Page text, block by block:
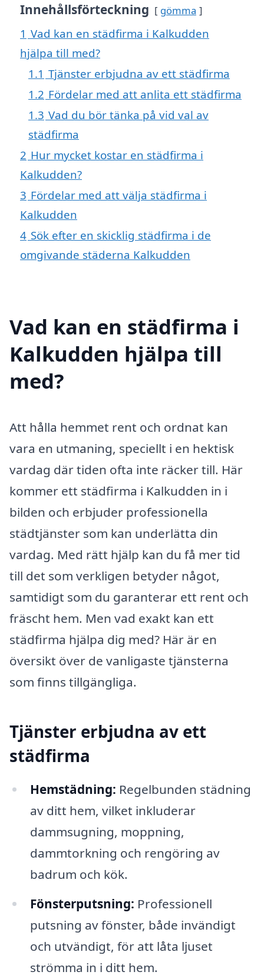
Innehållsförteckning gömma
1 Vad kan en städfirma i Kalkudden
hjälpa till med?
1.1 Tjänster erbjudna av ett städfirma
1.2 Fördelar med att anlita ett städfirma
1.3 Vad du bör tänka på vid val av
städfirma
2 Hur mycket kostar en städfirma i
Kalkudden?
3 Fördelar med att välja städfirma i
Kalkudden
4 Sök efter en skicklig städfirma i de
omgivande städerna Kalkudden
Vad kan en städfirma i
Kalkudden hjälpa till
med?
Att hålla hemmet rent och ordnat kan
vara en utmaning, speciellt i en hektisk
vardag där tiden ofta inte räcker till. Här
kommer ett städfirma i Kalkudden in i
bilden och erbjuder professionella
städtjänster som kan underlätta din
vardag. Med rätt hjälp kan du få mer tid
till det som verkligen betyder något,
samtidigt som du garanterar ett rent och
fräscht hem. Men vad exakt kan ett
städfirma hjälpa dig med? Här är en
översikt över de vanligaste tjänsterna
som finns tillgängliga.
Tjänster erbjudna av ett
städfirma
Hemstädning: Regelbunden städning
av ditt hem, vilket inkluderar
dammsugning, moppning,
dammtorkning och rengöring av
badrum och kök.
Fönsterputsning: Professionell
putsning av fönster, både invändigt
och utvändigt, för att låta ljuset
strömma in i ditt hem.